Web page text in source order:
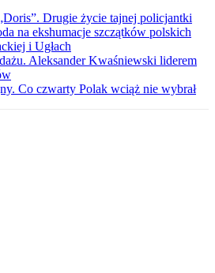
Drugie życie tajnej policjantki
na ekshumacje szczątków polskich
i Ugłach
Aleksander Kwaśniewski liderem
Co czwarty Polak wciąż nie wybrał